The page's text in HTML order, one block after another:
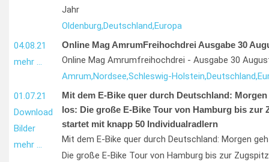
Jahr
Oldenburg,Deutschland,Europa
04.08.21
mehr …
Online Mag AmrumFreihochdrei Ausgabe 30
Online Mag Amrumfreihochdrei - Ausgabe 30
Amrum,Nordsee,Schleswig-Holstein,Deutschland,
01.07.21
Download
Bilder
mehr …
Mit dem E-Bike quer durch Deutschland: Morgen
los: Die große E-Bike Tour von Hamburg bis zur
startet mit knapp 50 Individualradlern
Mit dem E-Bike quer durch Deutschland: Morgen
Die große E-Bike Tour von Hamburg bis zur